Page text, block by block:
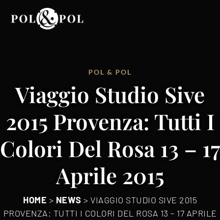
POL & POL
Viaggio Studio Sive
2015 Provenza: Tutti I
Colori Del Rosa 13 – 17
Aprile 2015
HOME > NEWS > VIAGGIO STUDIO SIVE 2015
PROVENZA: TUTTI I COLORI DEL ROSA 13 – 17 APRILE